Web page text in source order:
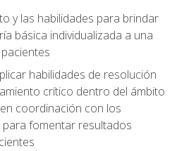
y las habilidades para brindar
básica individualizada a una
habilidades de resolución
crítico dentro del ámbito
coordinación con los
fomentar resultados